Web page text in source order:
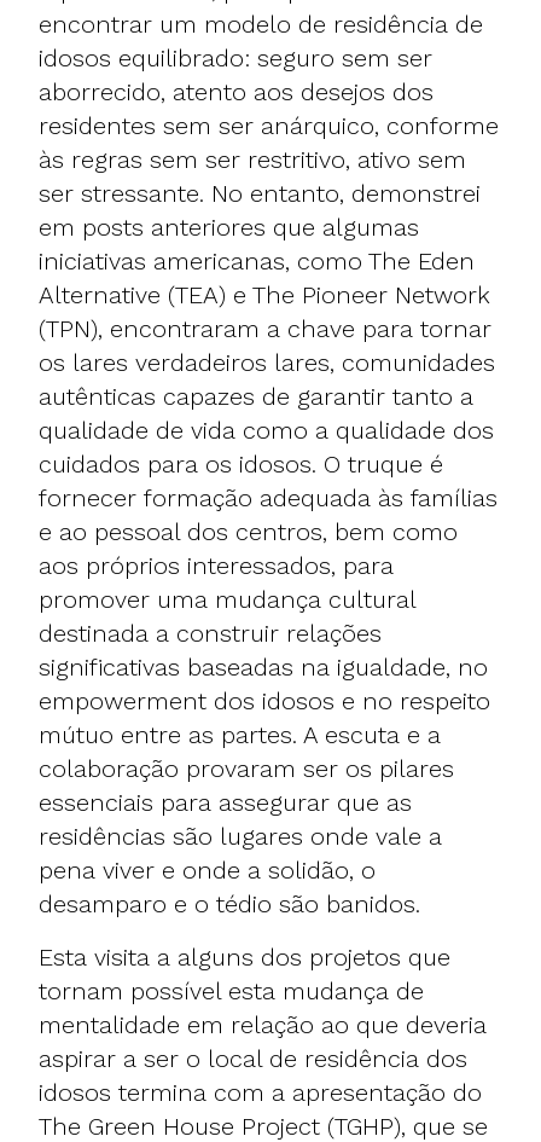
encontrar um modelo de residência de
idosos equilibrado: seguro sem ser
aborrecido, atento aos desejos dos
residentes sem ser anárquico, conforme
às regras sem ser restritivo, ativo sem
ser stressante. No entanto, demonstrei
em posts anteriores que algumas
iniciativas americanas, como The Eden
Alternative (TEA) e The Pioneer Network
(TPN), encontraram a chave para tornar
os lares verdadeiros lares, comunidades
autênticas capazes de garantir tanto a
qualidade de vida como a qualidade dos
cuidados para os idosos. O truque é
fornecer formação adequada às famílias
e ao pessoal dos centros, bem como
aos próprios interessados, para
promover uma mudança cultural
destinada a construir relações
significativas baseadas na igualdade, no
empowerment dos idosos e no respeito
mútuo entre as partes. A escuta e a
colaboração provaram ser os pilares
essenciais para assegurar que as
residências são lugares onde vale a
pena viver e onde a solidão, o
desamparo e o tédio são banidos.
Esta visita a alguns dos projetos que
tornam possível esta mudança de
mentalidade em relação ao que deveria
aspirar a ser o local de residência dos
idosos termina com a apresentação do
The Green House Project (TGHP), que se